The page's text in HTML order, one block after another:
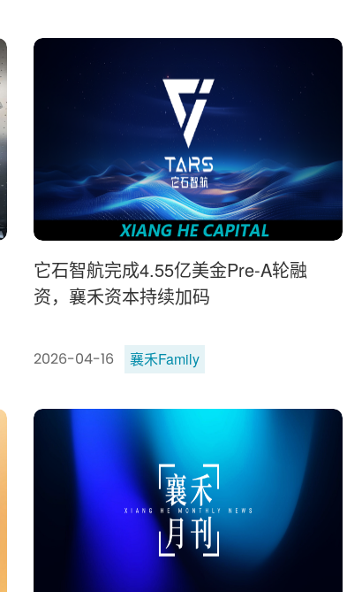
它石智航完成4.55亿美金Pre-A轮融
资，襄禾资本持续加码
2026-04-16 襄禾Family